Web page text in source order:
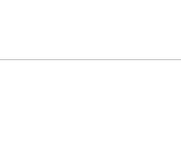
и X5